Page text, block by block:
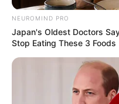
NEUROMIND PRO
Japan's Oldest Doctors
Stop Eating These 3 Foods